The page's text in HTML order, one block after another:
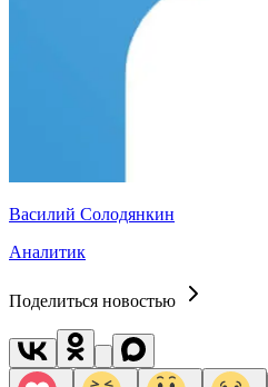
Василий Солодянкин
Аналитик
Поделиться новостью